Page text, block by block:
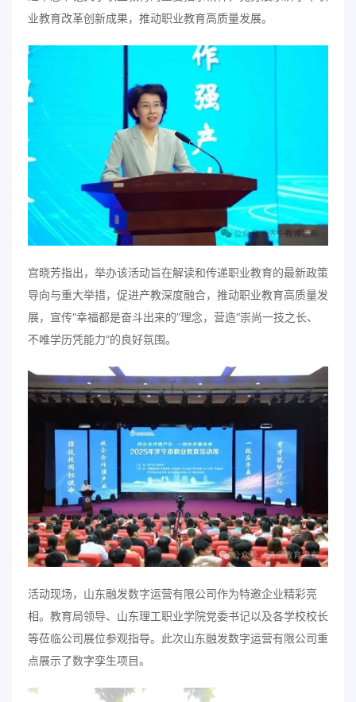
业教育改革创新成果，推动职业教育高质量发展。
宫晓芳指出，举办该活动旨在解读和传递职业教育的最新政策
导向与重大举措，促进产教深度融合，推动职业教育高质量发
展，宣传“幸福都是奋斗出来的”理念，营造“崇尚一技之长、
不唯学历凭能力”的良好氛围。
活动现场，山东融发数字运营有限公司作为特邀企业精彩亮
相。教育局领导、山东理工职业学院党委书记以及各学校校长
等莅临公司展位参观指导。此次山东融发数字运营有限公司重
点展示了数字孪生项目。